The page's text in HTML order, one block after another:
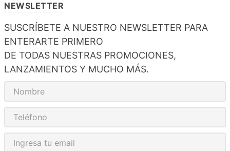
NEWSLETTER
SUSCRÍBETE A NUESTRO NEWSLETTER PARA
ENTERARTE PRIMERO
DE TODAS NUESTRAS PROMOCIONES,
LANZAMIENTOS Y MUCHO MÁS.